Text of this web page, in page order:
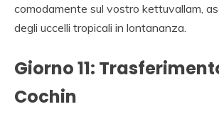
comodamente sul vostro kettuvallam,
degli uccelli tropicali in lontananza.
Giorno 11:
Cochin